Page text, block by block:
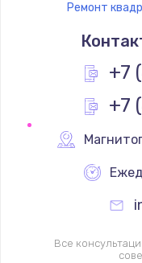
Ремонт
+7
+7
Все